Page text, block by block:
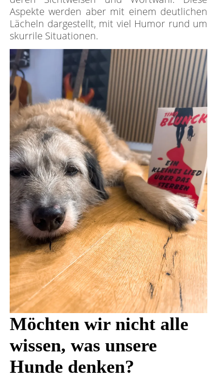
Aspekte werden aber mit einem deutlichen
Lächeln dargestellt, mit viel Humor rund um
skurrile Situationen.
Möchten wir nicht alle
wissen, was unsere
Hunde denken?